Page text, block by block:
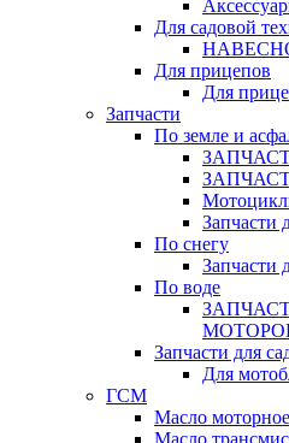
Для садовой
Для прицепов
Для
Запчасти
По земле и
Запчасти
По снегу
Запчасти
По воде
Запчасти для
Для
ГСМ
Масло моторное
Масло